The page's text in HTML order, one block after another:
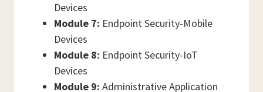
Devices
Module 7: Endpoint Security-Mobile
Devices
Module 8: Endpoint Security-IoT
Devices
Module 9: Administrative Application